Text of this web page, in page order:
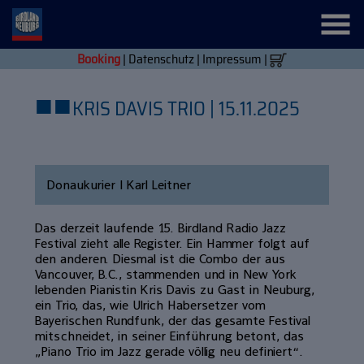
Booking| Datenschutz| Impressum |
■■KRIS DAVIS TRIO | 15.11.2025
Donaukurier | Karl Leitner
Das derzeit laufende 15. Birdland Radio Jazz
Festival zieht alle Register. Ein Hammer folgt auf
den anderen. Diesmal ist die Combo der aus
Vancouver, B.C., stammenden und in New York
lebenden Pianistin Kris Davis zu Gast in Neuburg,
ein Trio, das, wie Ulrich Habersetzer vom
Bayerischen Rundfunk, der das gesamte Festival
mitschneidet, in seiner Einführung betont, das
„Piano Trio im Jazz gerade völlig neu definiert“.